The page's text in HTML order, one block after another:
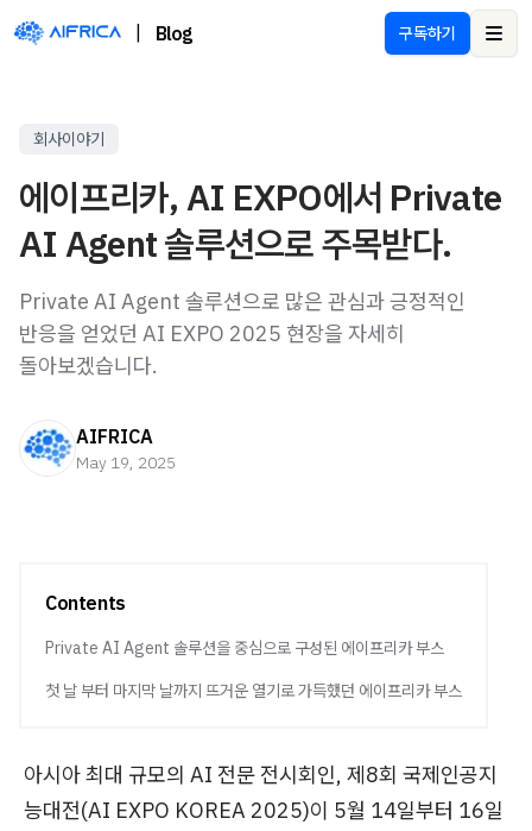
Blog 구독하기
회사이야기
에이프리카, AI EXPO에서 Private
AI Agent 솔루션으로 주목받다.
Private AI Agent 솔루션으로 많은 관심과 긍정적인
반응을 얻었던 AI EXPO 2025 현장을 자세히
돌아보겠습니다.
AIFRICA
May 19, 2025
Contents
Private AI Agent 솔루션을 중심으로 구성된 에이프리카 부스
첫 날 부터 마지막 날까지 뜨거운 열기로 가득했던 에이프리카 부스
아시아 최대 규모의 AI 전문 전시회인, 제8회 국제인공지
능대전(AI EXPO KOREA 2025)이 5월 14일부터 16일